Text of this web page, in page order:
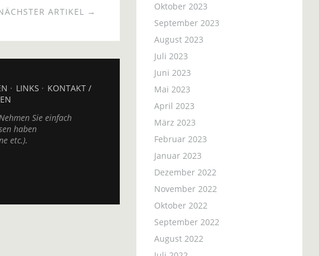
ARTIKEL →
LINKS
KONTAKT /
Sie einfach
haben
etc.).
Oktober 2023
September 2023
August 2023
Juli 2023
Juni 2023
Mai 2023
April 2023
März 2023
Februar 2023
Januar 2023
Dezember 2022
November 2022
Oktober 2022
September 2022
August 2022